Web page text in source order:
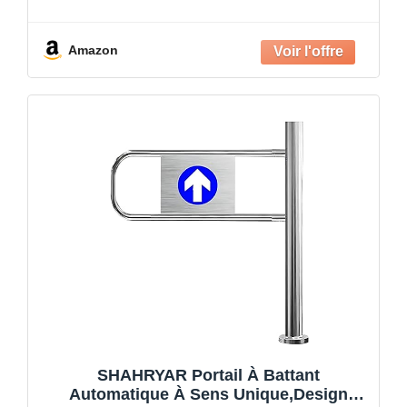
Amazon
SHAHRYAR Portail À Battant
Automatique À Sens Unique,Design